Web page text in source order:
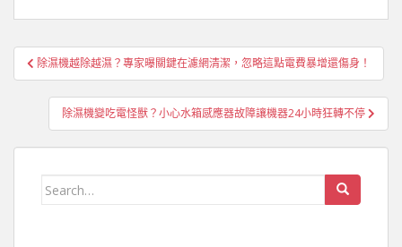
文
章
除濕機越除越濕？專家曝關鍵在濾網清潔，忽略這點電費暴增還傷身！
除濕機變吃電怪獸？小心水箱感應器故障讓機器24小時狂轉不停
Search